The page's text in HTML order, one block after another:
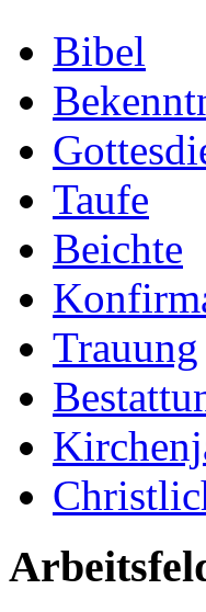
Bibel
Taufe
Beichte
Trauung